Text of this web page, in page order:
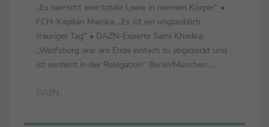
„Es herrscht eine totale Leere in meinem Körper“ •
FCH-Kapitän Mainka: „Es ist ein unglaublich
trauriger Tag“ • DAZN-Experte Sami Khedira:
„Wolfsburg war am Ende einfach zu abgezockt und
ist verdient in der Relegation“ Berlin/München,
erhalten Sie die wichtigsten Stimmen aus ...
DAZN